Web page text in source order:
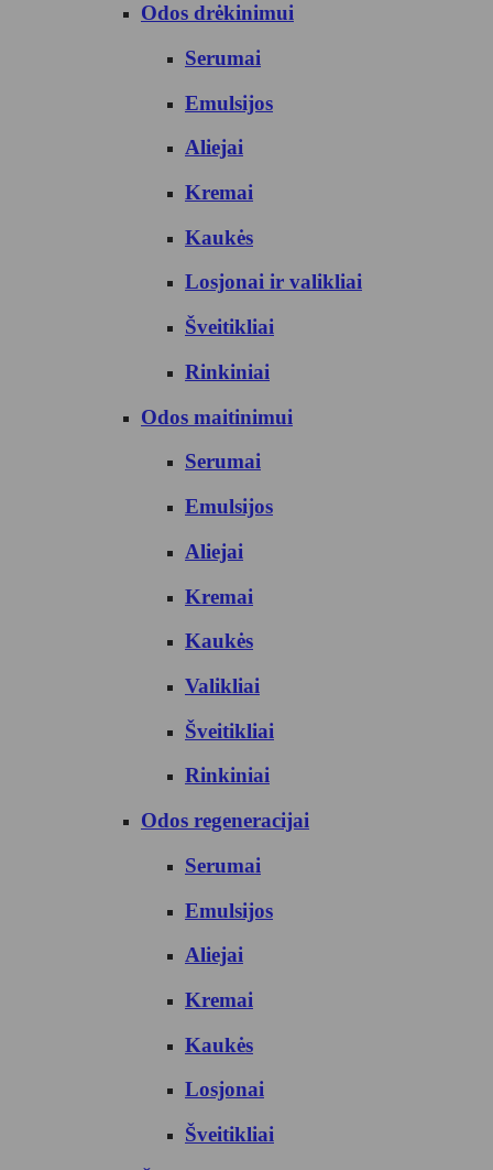
Odos drėkinimui
Serumai
Emulsijos
Aliejai
Kremai
Kaukės
Losjonai ir valikliai
Šveitikliai
Rinkiniai
Odos maitinimui
Serumai
Emulsijos
Aliejai
Kremai
Kaukės
Valikliai
Šveitikliai
Rinkiniai
Odos regeneracijai
Serumai
Emulsijos
Aliejai
Kremai
Kaukės
Losjonai
Šveitikliai